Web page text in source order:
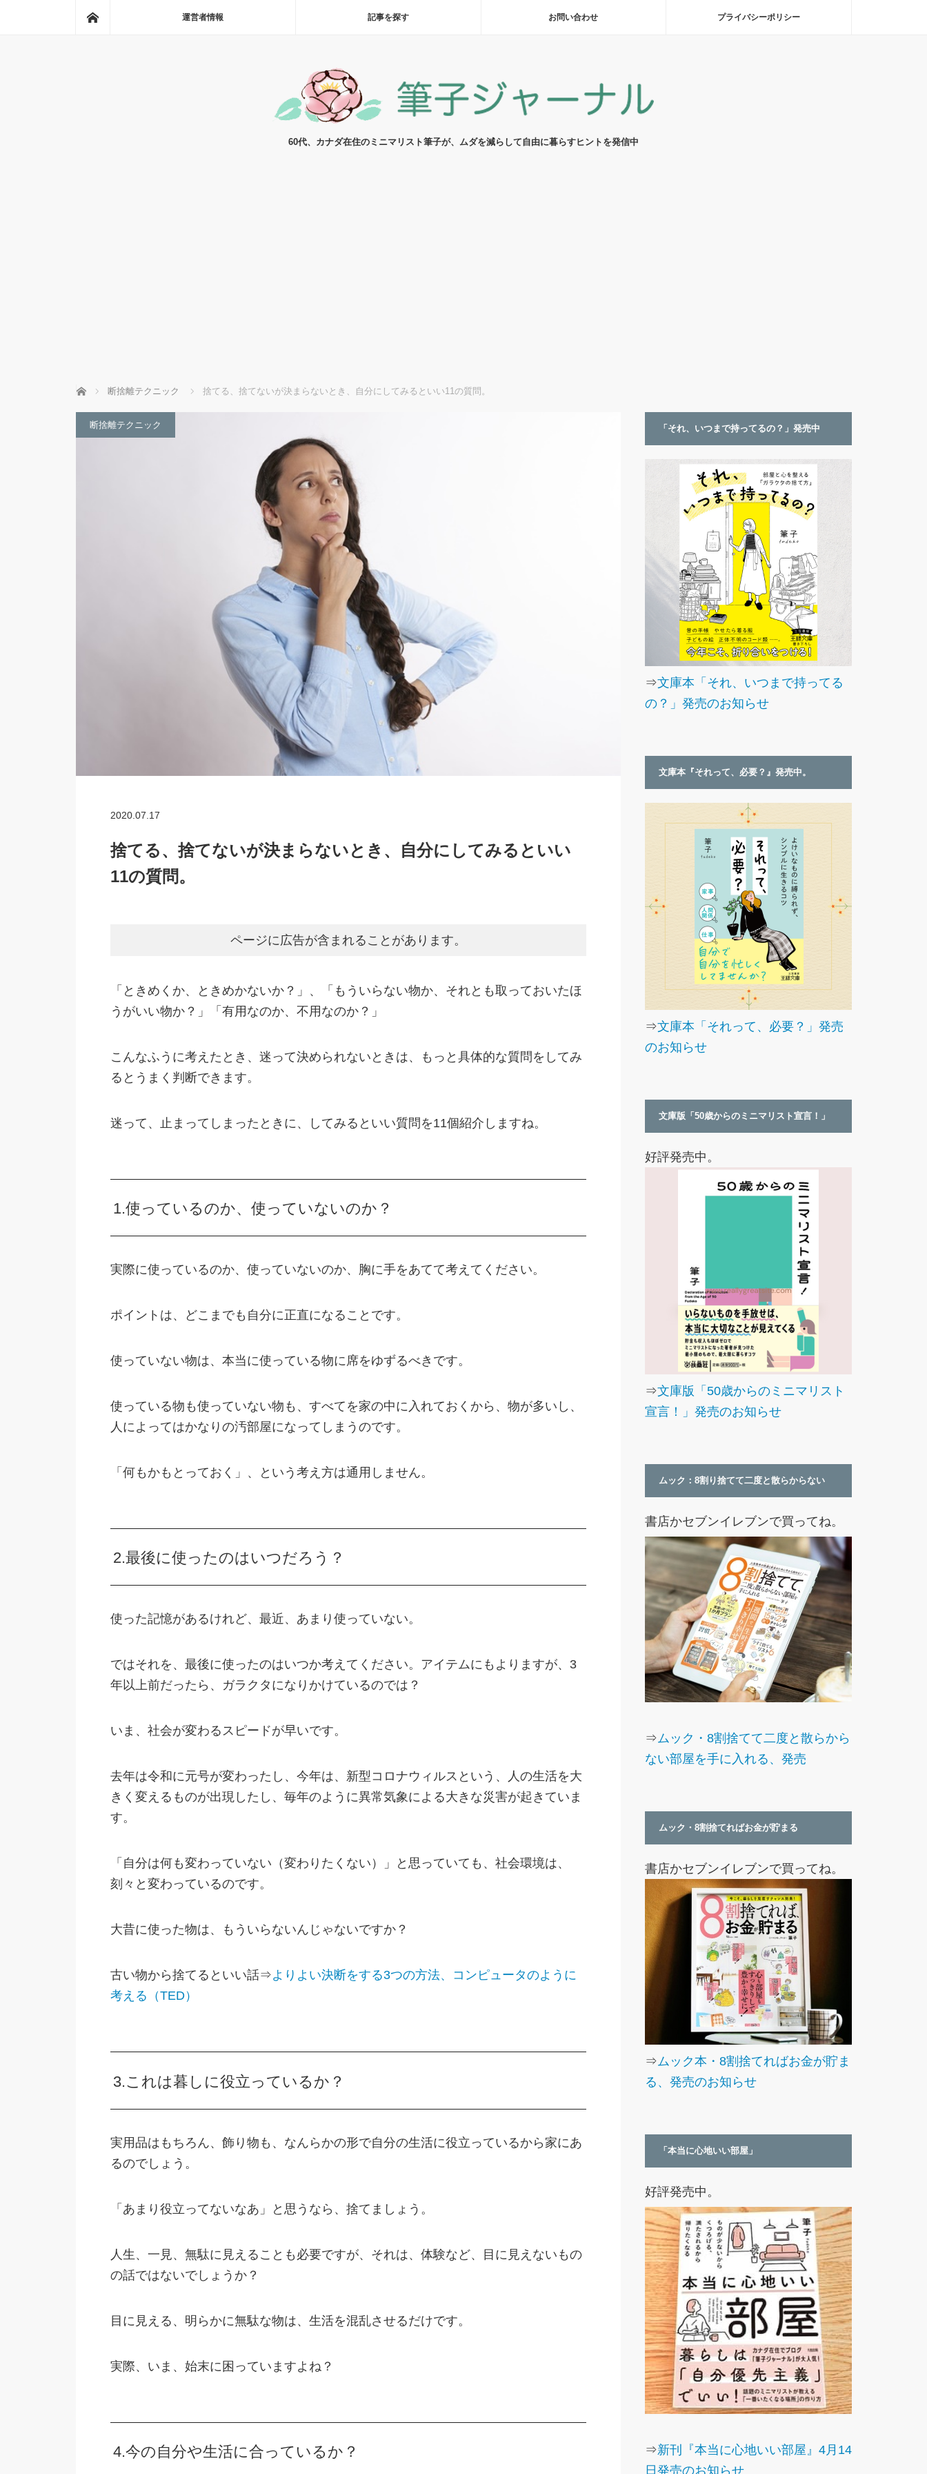
運営者情報 記事を探す お問い合わせ プライバシーポリシー
60代、カナダ在住のミニマリスト筆子が、ムダを減らして自由に暮らすヒントを発信中
ホーム 断捨離テクニック 捨てる、捨てないが決まらないとき、自分にしてみるといい11の質問。
断捨離テクニック
2020.07.17
捨てる、捨てないが決まらないとき、自分にしてみるといい
11の質問。
ページに広告が含まれることがあります。
「ときめくか、ときめかないか？」、「もういらない物か、それとも取っておいたほ
うがいい物か？」「有用なのか、不用なのか？」
こんなふうに考えたとき、迷って決められないときは、もっと具体的な質問をしてみ
るとうまく判断できます。
迷って、止まってしまったときに、してみるといい質問を11個紹介しますね。
1.使っているのか、使っていないのか？
実際に使っているのか、使っていないのか、胸に手をあてて考えてください。
ポイントは、どこまでも自分に正直になることです。
使っていない物は、本当に使っている物に席をゆずるべきです。
使っている物も使っていない物も、すべてを家の中に入れておくから、物が多いし、
人によってはかなりの汚部屋になってしまうのです。
「何もかもとっておく」、という考え方は通用しません。
2.最後に使ったのはいつだろう？
使った記憶があるけれど、最近、あまり使っていない。
ではそれを、最後に使ったのはいつか考えてください。アイテムにもよりますが、3
年以上前だったら、ガラクタになりかけているのでは？
いま、社会が変わるスピードが早いです。
去年は令和に元号が変わったし、今年は、新型コロナウィルスという、人の生活を大
きく変えるものが出現したし、毎年のように異常気象による大きな災害が起きていま
す。
「自分は何も変わっていない（変わりたくない）」と思っていても、社会環境は、
刻々と変わっているのです。
大昔に使った物は、もういらないんじゃないですか？
古い物から捨てるといい話⇒よりよい決断をする3つの方法、コンピュータのように
考える（TED）
3.これは暮しに役立っているか？
実用品はもちろん、飾り物も、なんらかの形で自分の生活に役立っているから家にあ
るのでしょう。
「あまり役立ってないなあ」と思うなら、捨てましょう。
人生、一見、無駄に見えることも必要ですが、それは、体験など、目に見えないもの
の話ではないでしょうか？
目に見える、明らかに無駄な物は、生活を混乱させるだけです。
実際、いま、始末に困っていますよね？
4.今の自分や生活に合っているか？
「それ、いつまで持ってるの？」発売中
⇒文庫本「それ、いつまで持ってる
の？」発売のお知らせ
文庫本『それって、必要？』発売中。
⇒文庫本「それって、必要？」発売
のお知らせ
文庫版「50歳からのミニマリスト宣言！」
好評発売中。
⇒文庫版「50歳からのミニマリスト
宣言！」発売のお知らせ
ムック：8割り捨てて二度と散らからない
書店かセブンイレブンで買ってね。
⇒ムック・8割捨てて二度と散らから
ない部屋を手に入れる、発売
ムック・8割捨てればお金が貯まる
書店かセブンイレブンで買ってね。
⇒ムック本・8割捨てればお金が貯ま
る、発売のお知らせ
「本当に心地いい部屋」
好評発売中。
⇒新刊『本当に心地いい部屋』4月14
日発売のお知らせ